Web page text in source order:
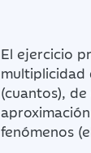
El ejercicio
multiplicidad
(cuantos),
fenómenos